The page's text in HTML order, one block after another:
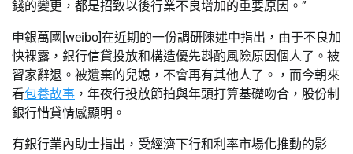
錢的變更，都是招致以後行業不良增加的重要原因。”
申銀萬國[weibo]在近期的一份調研陳述中指出，由于不良加
快裸露，銀行信貸投放和構造優先斟酌風險原因個人了。被
習家辭退。被遺棄的兒媳，不會再有其他人了。，而今朝來
看包養故事 ，年夜行投放節拍與年頭打算基礎吻合，股份制
銀行惜貸情感顯明。
有銀行業內助士指出，受經濟下行和利率市場化推動的影